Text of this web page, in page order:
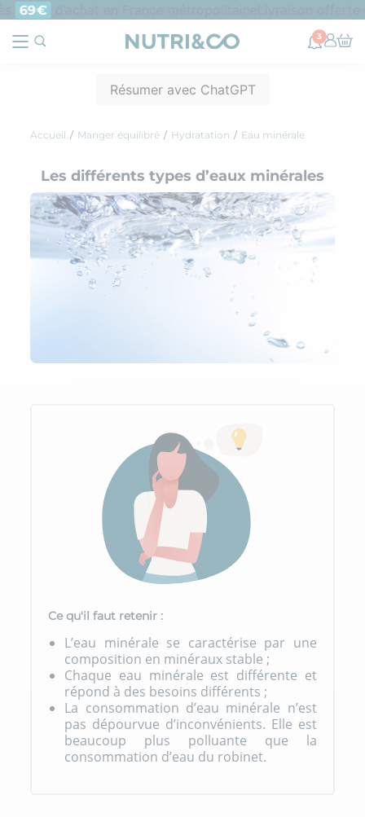
69€ d’achat en France métropolitaine
3
Résumer avec ChatGPT
Accueil Manger équilibré Hydratation Eau minérale
Les différents types d’eaux minérales
Ce qu'il faut retenir :
L’eau minérale se caractérise par une
composition en minéraux stable ;
Chaque eau minérale est différente et
répond à des besoins différents ;
La consommation d’eau minérale n’est
pas dépourvue d’inconvénients. Elle est
beaucoup plus polluante que la
consommation d’eau du robinet.